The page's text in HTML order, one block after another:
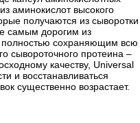
аминокислот высокого
получаются из сыворотки
самым дорогим из
сохраняющим всю
сывороточного протеина –
качеству, Universal
и восстанавливаться
существенно возрастает.